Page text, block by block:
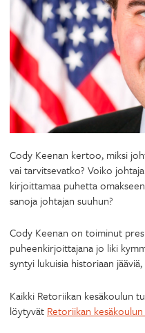
Cody Keenan kertoo, miksi
vai tarvitsevatko? Voiko
kirjoittamaa puhetta
sanoja johtajan suuhun?
Cody Keenan on toiminut
puheenkirjoittajana jo liki
syntyi lukuisia historiaan
Kaikki Retoriikan kesäkoulun
löytyvät Retoriikan